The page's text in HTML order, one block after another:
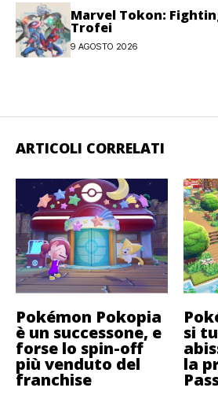
Marvel Tokon:
Trofei
9 AGOSTO 2026
ARTICOLI CORRELATI
Pokémon Pokopia
è un successone, e
forse lo spin-off
più venduto del
franchise
si
la